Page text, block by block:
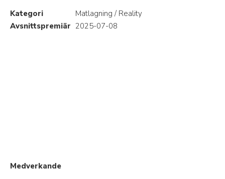
Kategori
Matlagning / Reality
Avsnittspremiär 2025-07-08
Medverkande